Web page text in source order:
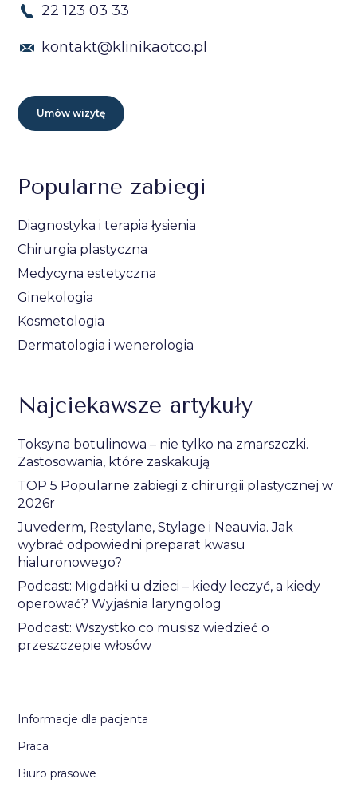
22 123 03 33
kontakt@klinikaotco.pl
Umów wizytę
Popularne zabiegi
Diagnostyka i terapia łysienia
Chirurgia plastyczna
Medycyna estetyczna
Ginekologia
Kosmetologia
Dermatologia i wenerologia
Najciekawsze artykuły
Toksyna botulinowa – nie tylko na zmarszczki.
Zastosowania, które zaskakują
TOP 5 Popularne zabiegi z chirurgii plastycznej w
2026r
Juvederm, Restylane, Stylage i Neauvia. Jak
wybrać odpowiedni preparat kwasu
hialuronowego?
Podcast: Migdałki u dzieci – kiedy leczyć, a kiedy
operować? Wyjaśnia laryngolog
Podcast: Wszystko co musisz wiedzieć o
przeszczepie włosów
Informacje dla pacjenta
Praca
Biuro prasowe